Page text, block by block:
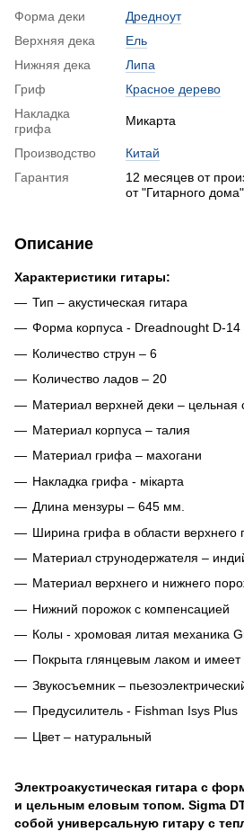
Форма деки
Дредноут
Верхняя дека
Ель
Нижняя дека
Липа
Гриф
Красное дерево
Накладка
грифа
Микарта
Производство
Китай
Гарантия
12 месяцев от
от "Гитарного дома"
Описание
Характеристики гитары:
Тип – акустическая гитара
Форма корпуса - Dreadnought D-14
Количество струн – 6
Количество ладов – 20
Материал верхней деки – цельная
Материал корпуса – талия
Материал грифа – махогани
Накладка грифа - мікарта
Длина мензуры – 645 мм.
Ширина грифа в области верхнего
Материал струнодержателя –
Материал верхнего и нижнего
Нижний порожок с компенсацией
Колы - хромовая литая механика
Покрыта глянцевым лаком и имеет
Звукосъемник –
Предусилитель - Fishman Isys Plus
Цвет – натуральный
Электроакустическая гитара с
и цельным еловым топом. Sigma
собой универсальную гитару с